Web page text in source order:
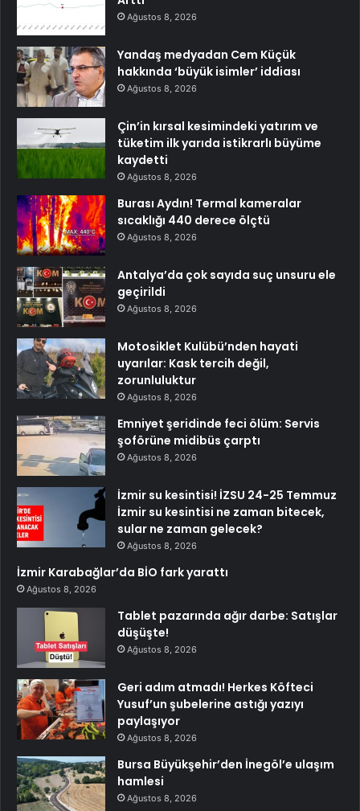
Ağustos 8, 2026
Yandaş medyadan Cem Küçük
hakkında ‘büyük isimler’ iddiası
Ağustos 8, 2026
Çin’in kırsal kesimindeki yatırım ve
tüketim ilk yarıda istikrarlı büyüme
kaydetti
Ağustos 8, 2026
Burası Aydın! Termal kameralar
sıcaklığı 440 derece ölçtü
Ağustos 8, 2026
Antalya’da çok sayıda suç unsuru ele
geçirildi
Ağustos 8, 2026
Motosiklet Kulübü’nden hayati
uyarılar: Kask tercih değil,
zorunluluktur
Ağustos 8, 2026
Emniyet şeridinde feci ölüm: Servis
şoförüne midibüs çarptı
Ağustos 8, 2026
İzmir su kesintisi! İZSU 24-25 Temmuz
İzmir su kesintisi ne zaman bitecek,
sular ne zaman gelecek?
Ağustos 8, 2026
İzmir Karabağlar’da BİO fark yarattı
Ağustos 8, 2026
Tablet pazarında ağır darbe: Satışlar
düşüşte!
Ağustos 8, 2026
Geri adım atmadı! Herkes Köfteci
Yusuf’un şubelerine astığı yazıyı
paylaşıyor
Ağustos 8, 2026
Bursa Büyükşehir’den İnegöl’e ulaşım
hamlesi
Ağustos 8, 2026